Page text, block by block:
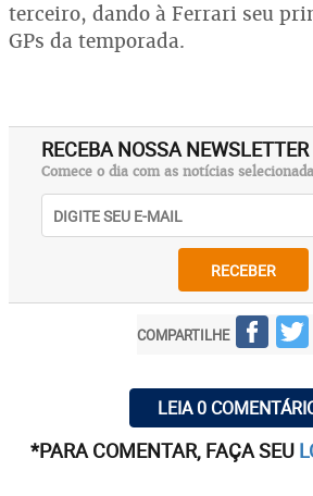
terceiro, dando à Ferrari seu
GPs da temporada.
RECEBA NOSSA NEWSLETTER
Comece o dia com as notícias
RECEBER
COMPARTILHE
LEIA 0
*PARA COMENTAR, FAÇA SEU